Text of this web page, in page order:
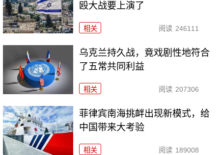
殴大战要上演了
相关 阅读 246111
乌克兰持久战，竟戏剧性地符合
了五常共同利益
相关 阅读 207306
菲律宾南海挑衅出现新模式，给
中国带来大考验
相关 阅读 189008